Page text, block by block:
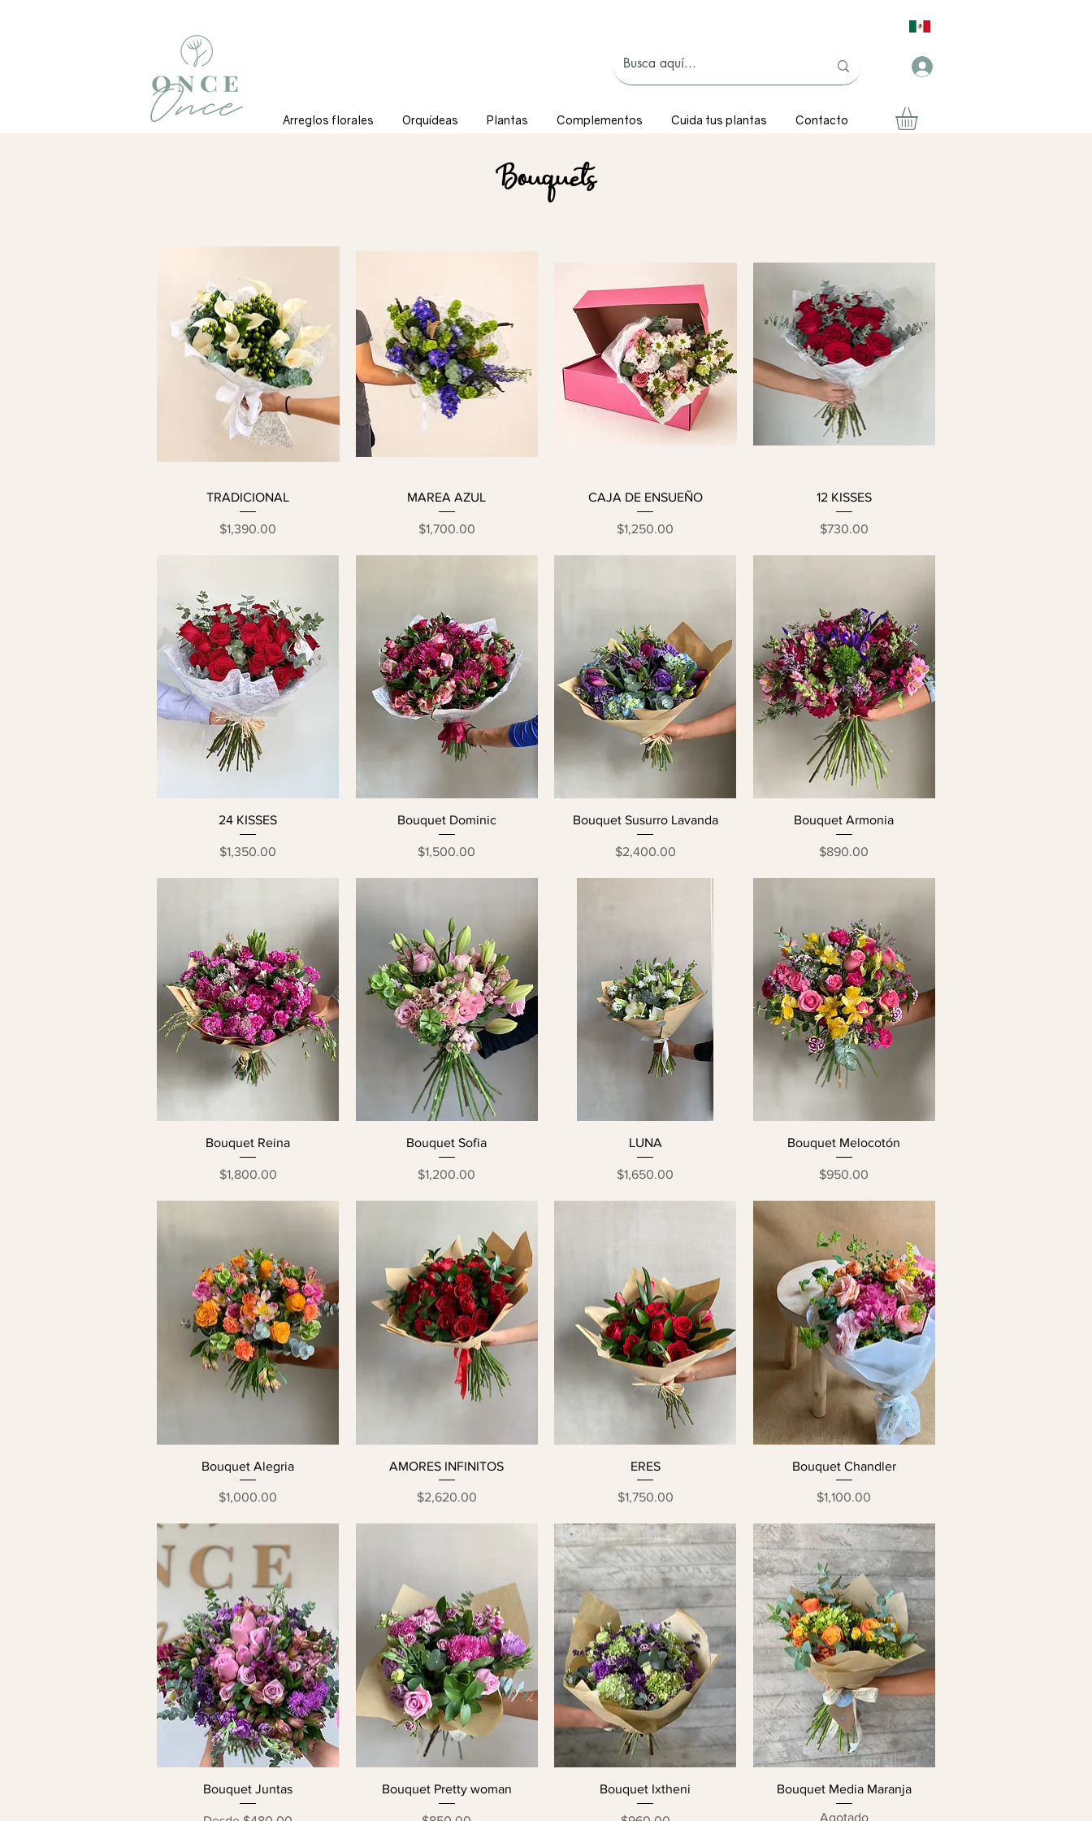
Arreglos florales Orquídeas Plantas Complementos Cuida tus plantas Contacto
Bouquets
TRADICIONAL
Precio
$1,390.00
MAREA AZUL
Precio
$1,700.00
CAJA DE ENSUEÑO
Precio
$1,250.00
12 KISSES
Precio
$730.00
24 KISSES
Precio
$1,350.00
Bouquet Dominic
Precio
$1,500.00
Bouquet Susurro Lavanda
Precio
$2,400.00
Bouquet Armonia
Precio
$890.00
Bouquet Reina
Precio
$1,800.00
Bouquet Sofia
Precio
$1,200.00
LUNA
Precio
$1,650.00
Bouquet Melocotón
Precio
$950.00
Bouquet Alegria
Precio
$1,000.00
AMORES INFINITOS
Precio
$2,620.00
ERES
Precio
$1,750.00
Bouquet Chandler
Precio
$1,100.00
Bouquet Juntas Bouquet Pretty woman Bouquet Ixtheni Bouquet Media Maranja
Agotado